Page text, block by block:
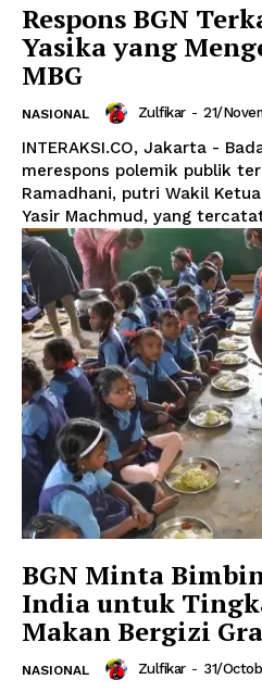
Respons BGN
Yasika yang
MBG
NASIONAL Zulfikar - 21/
INTERAKSI.CO, Jakarta -
merespons polemik publik
Ramadhani, putri Wakil
Yasir Machmud, yang
BGN Minta
India untuk
Makan Bergizi
NASIONAL Zulfikar - 31/